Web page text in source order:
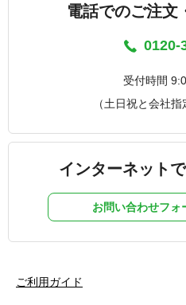
電話でのご注文
0120-
受付時間
（土日祝と会社指
インターネット
お問い合わせフォ
ご利用ガイド